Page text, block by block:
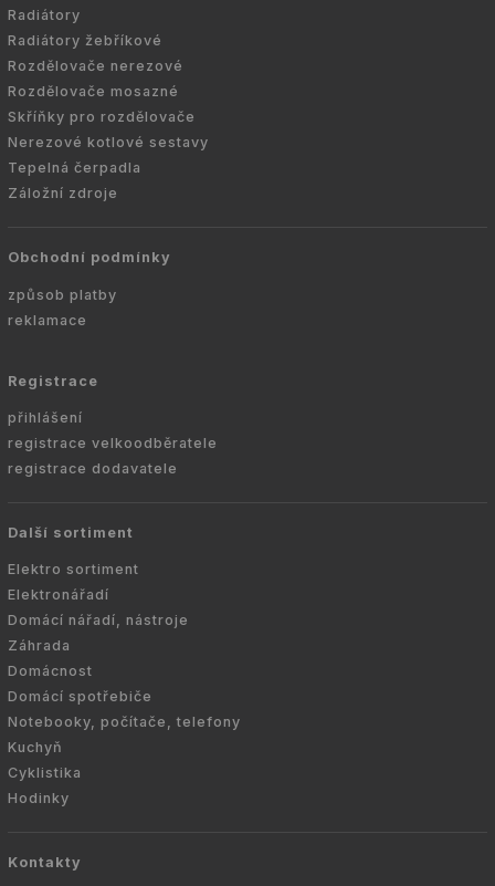
Radiátory
Radiátory žebříkové
Rozdělovače nerezové
Rozdělovače mosazné
Skříňky pro rozdělovače
Nerezové kotlové sestavy
Tepelná čerpadla
Záložní zdroje
Obchodní podmínky
způsob platby
reklamace
Registrace
přihlášení
registrace velkoodběratele
registrace dodavatele
Další sortiment
Elektro sortiment
Elektronářadí
Domácí nářadí, nástroje
Záhrada
Domácnost
Domácí spotřebiče
Notebooky, počítače, telefony
Kuchyň
Cyklistika
Hodinky
Kontakty